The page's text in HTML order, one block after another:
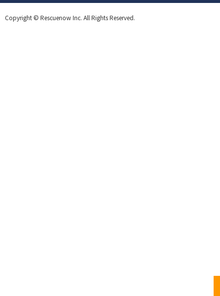
Copyright © Rescuenow Inc. All Rights Reserved.